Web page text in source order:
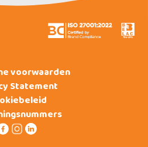
voorwaarden
Statement